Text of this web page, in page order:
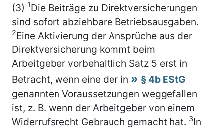
(3) 1Die Beiträge zu Direktversicherungen
sind sofort abziehbare Betriebsausgaben.
2Eine Aktivierung der Ansprüche aus der
Direktversicherung kommt beim
Arbeitgeber vorbehaltlich Satz 5 erst in
Betracht, wenn eine der in
§ 4b EStG
genannten Voraussetzungen weggefallen
ist, z. B. wenn der Arbeitgeber von einem
Widerrufsrecht Gebrauch gemacht hat. 3In